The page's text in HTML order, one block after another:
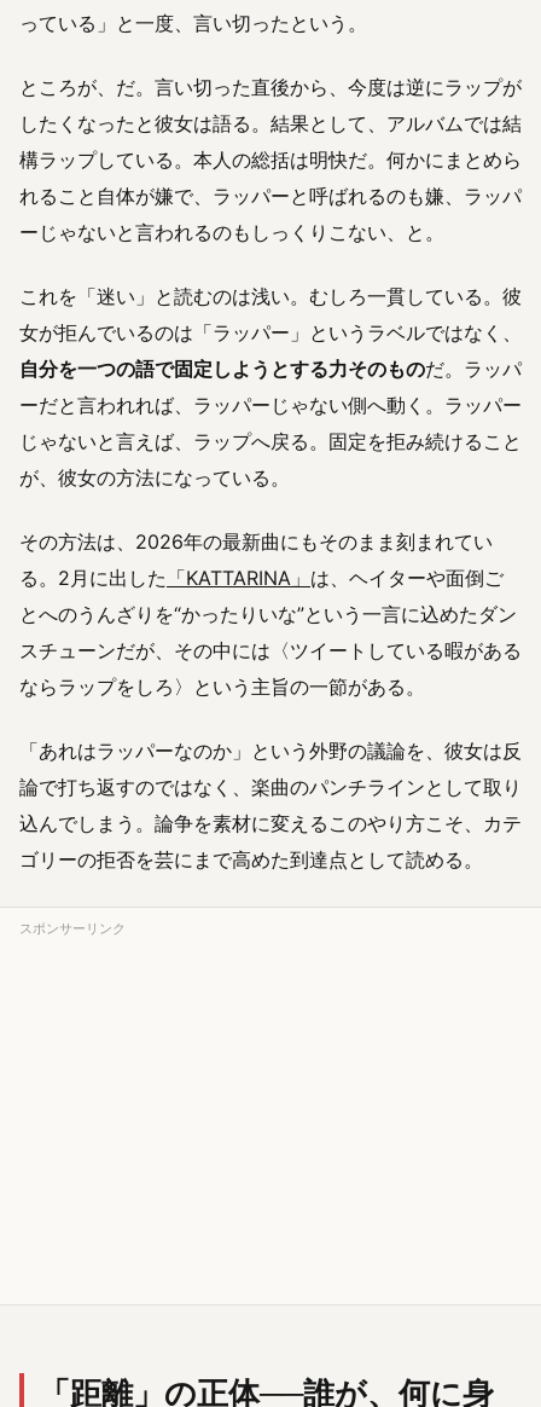
っている」と一度、言い切ったという。
ところが、だ。言い切った直後から、今度は逆にラップが
したくなったと彼女は語る。結果として、アルバムでは結
構ラップしている。本人の総括は明快だ。何かにまとめら
れること自体が嫌で、ラッパーと呼ばれるのも嫌、ラッパ
ーじゃないと言われるのもしっくりこない、と。
これを「迷い」と読むのは浅い。むしろ一貫している。彼
女が拒んでいるのは「ラッパー」というラベルではなく、
自分を一つの語で固定しようとする力そのものだ。ラッパ
ーだと言われれば、ラッパーじゃない側へ動く。ラッパー
じゃないと言えば、ラップへ戻る。固定を拒み続けること
が、彼女の方法になっている。
その方法は、2026年の最新曲にもそのまま刻まれてい
る。2月に出した 「KATTARINA」 は、ヘイターや面倒ご
とへのうんざりを“かったりいな”という一言に込めたダン
スチューンだが、その中には〈ツイートしている暇がある
ならラップをしろ〉という主旨の一節がある。
「あれはラッパーなのか」という外野の議論を、彼女は反
論で打ち返すのではなく、楽曲のパンチラインとして取り
込んでしまう。論争を素材に変えるこのやり方こそ、カテ
ゴリーの拒否を芸にまで高めた到達点として読める。
スポンサーリンク
「距離」の正体──誰が、何に身